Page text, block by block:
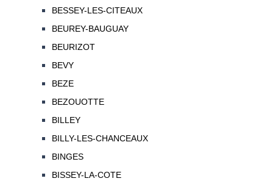
BESSEY-LES-CITEAUX
BEUREY-BAUGUAY
BEURIZOT
BEVY
BEZE
BEZOUOTTE
BILLEY
BILLY-LES-CHANCEAUX
BINGES
BISSEY-LA-COTE